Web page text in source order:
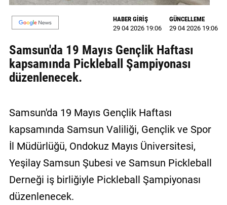
YAZARLAR
BİZE
Künye
İletişim
Politikası
HABER GİRİŞ
29 04 2026 19:06
GÜNCELLEME
29 04 2026 19:06
Samsun'da 19 Mayıs Gençlik Haftası
kapsamında Pickleball Şampiyonası
düzenlenecek.
Samsun'da 19 Mayıs Gençlik Haftası
kapsamında Samsun Valiliği, Gençlik ve Spor
İl Müdürlüğü, Ondokuz Mayıs Üniversitesi,
Yeşilay Samsun Şubesi ve Samsun Pickleball
Derneği iş birliğiyle Pickleball Şampiyonası
düzenlenecek.